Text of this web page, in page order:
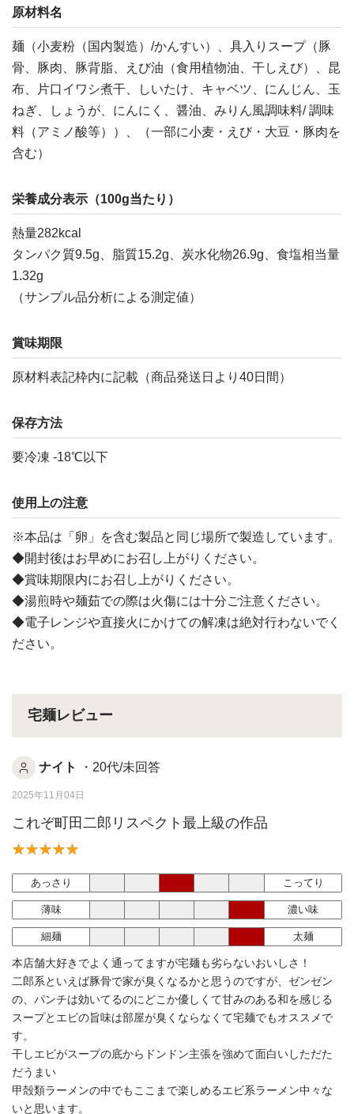
原材料名
麺（小麦粉（国内製造）/かんすい）、具入りスープ（豚
骨、豚肉、豚背脂、えび油（食用植物油、干しえび）、昆
布、片口イワシ煮干、しいたけ、キャベツ、にんじん、玉
ねぎ、しょうが、にんにく、醤油、みりん風調味料/ 調味
料（アミノ酸等））、（一部に小麦・えび・大豆・豚肉を
含む）
栄養成分表示（100g当たり）
熱量282kcal
タンパク質9.5g、脂質15.2g、炭水化物26.9g、食塩相当量
1.32g
（サンプル品分析による測定値）
賞味期限
原材料表記枠内に記載（商品発送日より40日間）
保存方法
要冷凍 -18℃以下
使用上の注意
※本品は「卵」を含む製品と同じ場所で製造しています。
◆開封後はお早めにお召し上がりください。
◆賞味期限内にお召し上がりください。
◆湯煎時や麺茹での際は火傷には十分ご注意ください。
◆電子レンジや直接火にかけての解凍は絶対行わないでく
ださい。
宅麺レビュー
ナイト ・20代/未回答
2025年11月04日
これぞ町田二郎リスペクト最上級の作品
あっさり こってり
薄味 濃い味
細麺 太麺
本店舗大好きでよく通ってますが宅麺も劣らないおいしさ！
二郎系といえば豚骨で家が臭くなるかと思うのですが、ゼンゼン
の、パンチは効いてるのにどこか優しくて甘みのある和を感じる
スープとエビの旨味は部屋が臭くならなくて宅麺でもオススメで
す。
干しエビがスープの底からドンドン主張を強めて面白いしただた
だうまい
甲殻類ラーメンの中でもここまで楽しめるエビ系ラーメン中々な
いと思います。